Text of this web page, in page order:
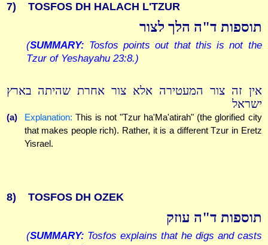
7) TOSFOS DH HALACH L'TZUR
תוספות ד"ה הלך לצור
(SUMMARY: Tosfos points out that this is not the
Tzur of Yeshayahu 23:8.)
אין זה צור המעטירה אלא צור אחרת שהיתה בארץ
ישראל
(a) Explanation: This is not "Tzur ha'Ma'atirah" (the glorified city
that makes people rich). Rather, it is a different Tzur in Eretz
Yisrael.
8) TOSFOS DH OZEK
תוספות ד"ה עוזק
(SUMMARY: Tosfos explains that he digs and casts